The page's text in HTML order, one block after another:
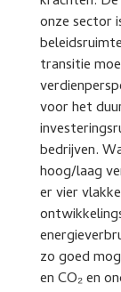
onze sector
transitie
voor het
bedrijven.
hoog/laag
er vier
zo goed
en CO₂ en